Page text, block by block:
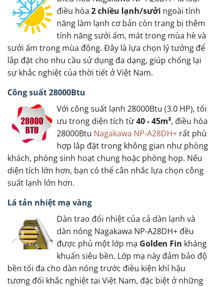
điều hòa 2 chiều lạnh/sưởi ngoài tính
năng làm lạnh cơ bản còn trang bị thêm
tính năng sưởi ấm, mát trong mùa hè và
sưởi ấm trong mùa đông. Đây là lựa chọn lý tưởng để
lắp đặt cho nhu cầu sử dụng đa dạng, giúp chống lại
sự khắc nghiệt của thời tiết ở Việt Nam.
Công suất 28000Btu
Với công suất lạnh 28000Btu (3.0 HP), tối
ưu trong diện tích từ40 - 45m², điều hòa
28000Btu Nagakawa NP-A28DH+ rất phù
hợp lắp đặt trong không gian như phòng
khách, phòng sinh hoạt chung hoặc phòng họp. Nếu
diện tích lớn hơn, bạn có thể cân nhắc lựa chọn công
suất lạnh lớn hơn.
Lá tản nhiệt mạ vàng
Dàn trao đổi nhiệt của cả dàn lạnh và
dàn nóng Nagakawa NP-A28DH+ đều
được phủ một lớp mạ Golden Fin kháng
khuẩn siêu bền. Lớp mạ này đảm bảo độ
bền tối đa cho dàn nóng trước điều kiện khí hậu
tương đối khắc nghiệt tại Việt Nam, đặc biệt ở những